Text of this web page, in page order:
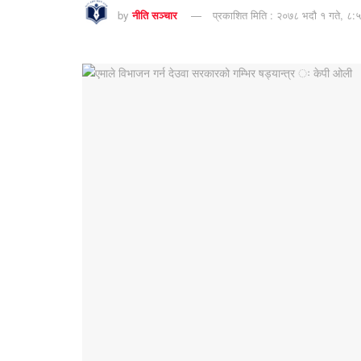
by नीति सञ्चार प्रकाशित मिति : २०७८ भदौ १ गते,